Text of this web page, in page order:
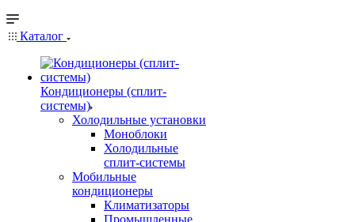
Каталог
Кондиционеры (сплит-
системы)
Холодильные установки
Моноблоки
Холодильные
сплит-системы
Мобильные
кондиционеры
Климатизаторы
Промышленные